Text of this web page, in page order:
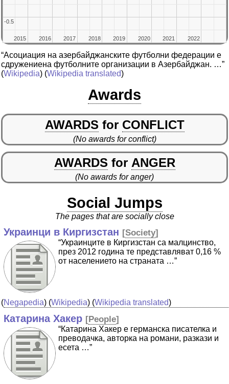
2015
2015 2016
2016 2017
2017 2018
2018 2019
2019 2020
2020 2021
2021 2022
2022
-0.5
-0.5
“Асоциация на азербайджанските футболни федерации е
сдружениена футболните организации в Азербайджан. …”
(Wikipedia) (Wikipedia translated)
Awards
AWARDS for CONFLICT
(No awards for conflict)
AWARDS for ANGER
(No awards for anger)
Social Jumps
The pages that are socially close
Украинци в Киргизстан [Society]
“Украинците в Киргизстан са малцинство,
през 2012 година те представляват 0,16 %
от населението на страната …”
(Negapedia) (Wikipedia) (Wikipedia translated)
Катарина Хакер [People]
“Катарина Хакер е германска писателка и
преводачка, авторка на романи, разкази и
есета …”